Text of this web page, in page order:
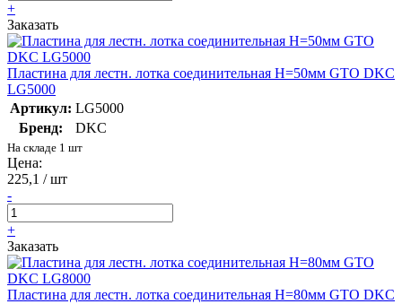
+
Заказать
Пластина для лестн. лотка соединительная H=50мм GTO DKC
LG5000
Артикул: LG5000
Бренд:
DKC
На складе 1 шт
Цена:
225,1 / шт
-
+
Заказать
Пластина для лестн. лотка соединительная H=80мм GTO DKC